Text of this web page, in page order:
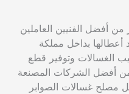
أفضل الفنيين العاملين
بداخل مملكة
الغسالات وتوفير قطع
أفضل الشركات المصنعة
مصلح غسالات الصوابر